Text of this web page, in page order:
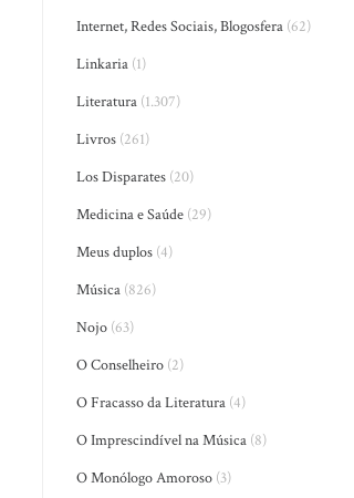
Internet, Redes Sociais, Blogosfera (62)
Linkaria (1)
Literatura (1.307)
Livros (261)
Los Disparates (20)
Medicina e Saúde (29)
Meus duplos (4)
Música (826)
Nojo (63)
O Conselheiro (2)
O Fracasso da Literatura (4)
O Imprescindível na Música (8)
O Monólogo Amoroso (3)